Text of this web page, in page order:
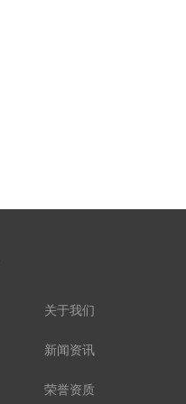
关于我们
新闻资讯
荣誉资质